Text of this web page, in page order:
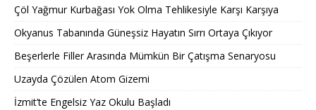
Çöl Yağmur Kurbağası Yok Olma Tehlikesiyle Karşı Karşıya
Okyanus Tabanında Güneşsiz Hayatın Sırrı Ortaya Çıkıyor
Beşerlerle Filler Arasında Mümkün Bir Çatışma Senaryosu
Uzayda Çözülen Atom Gizemi
İzmit’te Engelsiz Yaz Okulu Başladı